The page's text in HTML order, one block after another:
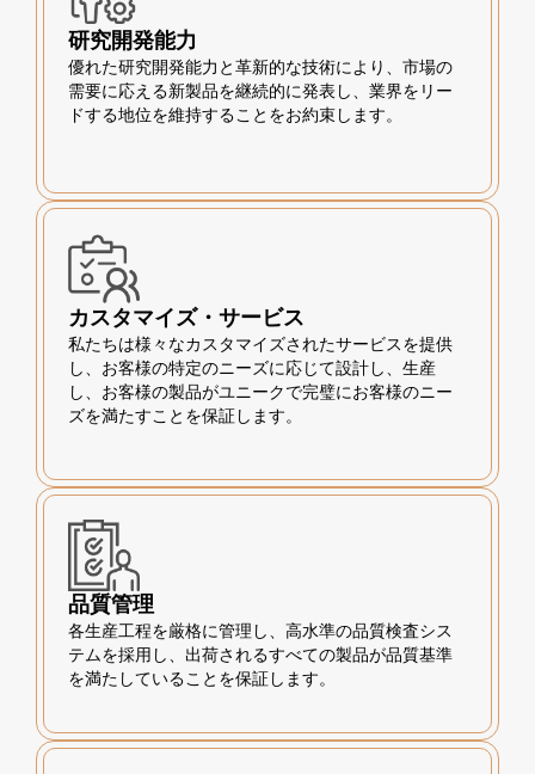
研究開発能力
優れた研究開発能力と革新的な技術により、市場の
需要に応える新製品を継続的に発表し、業界をリー
ドする地位を維持することをお約束します。
カスタマイズ・サービス
私たちは様々なカスタマイズされたサービスを提供
し、お客様の特定のニーズに応じて設計し、生産
し、お客様の製品がユニークで完璧にお客様のニー
ズを満たすことを保証します。
品質管理
各生産工程を厳格に管理し、高水準の品質検査シス
テムを採用し、出荷されるすべての製品が品質基準
を満たしていることを保証します。